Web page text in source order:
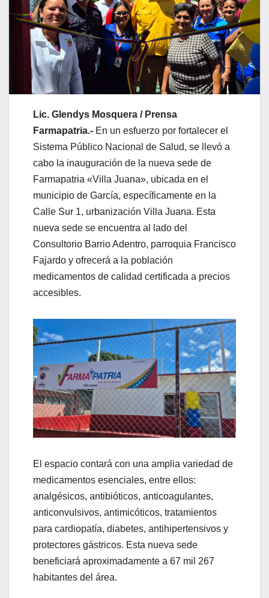
Lic. Glendys Mosquera / Prensa
Farmapatria.- En un esfuerzo por fortalecer el
Sistema Público Nacional de Salud, se llevó a
cabo la inauguración de la nueva sede de
Farmapatria «Villa Juana», ubicada en el
municipio de García, específicamente en la
Calle Sur 1, urbanización Villa Juana. Esta
nueva sede se encuentra al lado del
Consultorio Barrio Adentro, parroquia Francisco
Fajardo y ofrecerá a la población
medicamentos de calidad certificada a precios
accesibles.
El espacio contará con una amplia variedad de
medicamentos esenciales, entre ellos:
analgésicos, antibióticos, anticoagulantes,
anticonvulsivos, antimicóticos, tratamientos
para cardiopatía, diabetes, antihipertensivos y
protectores gástricos. Esta nueva sede
beneficiará aproximadamente a 67 mil 267
habitantes del área.